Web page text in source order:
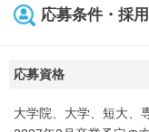
応募条件・採
応募資格
大学院、大学、短大、